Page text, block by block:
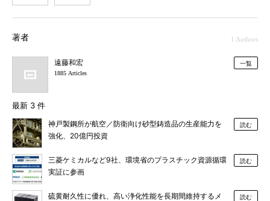
著者 1 Authors
遠藤和宏
1885 Articles
一覧
最新 3 件
神戸製鋼所が航空／防衛向け砂型鋳造品の生産能力を
強化、20億円投資
読む
三菱ケミカルなど9社、環境省のプラスチック資源循環
実証に参画
読む
硫黄耐久性に優れ、高い浄化性能を長期間維持するメ
読む